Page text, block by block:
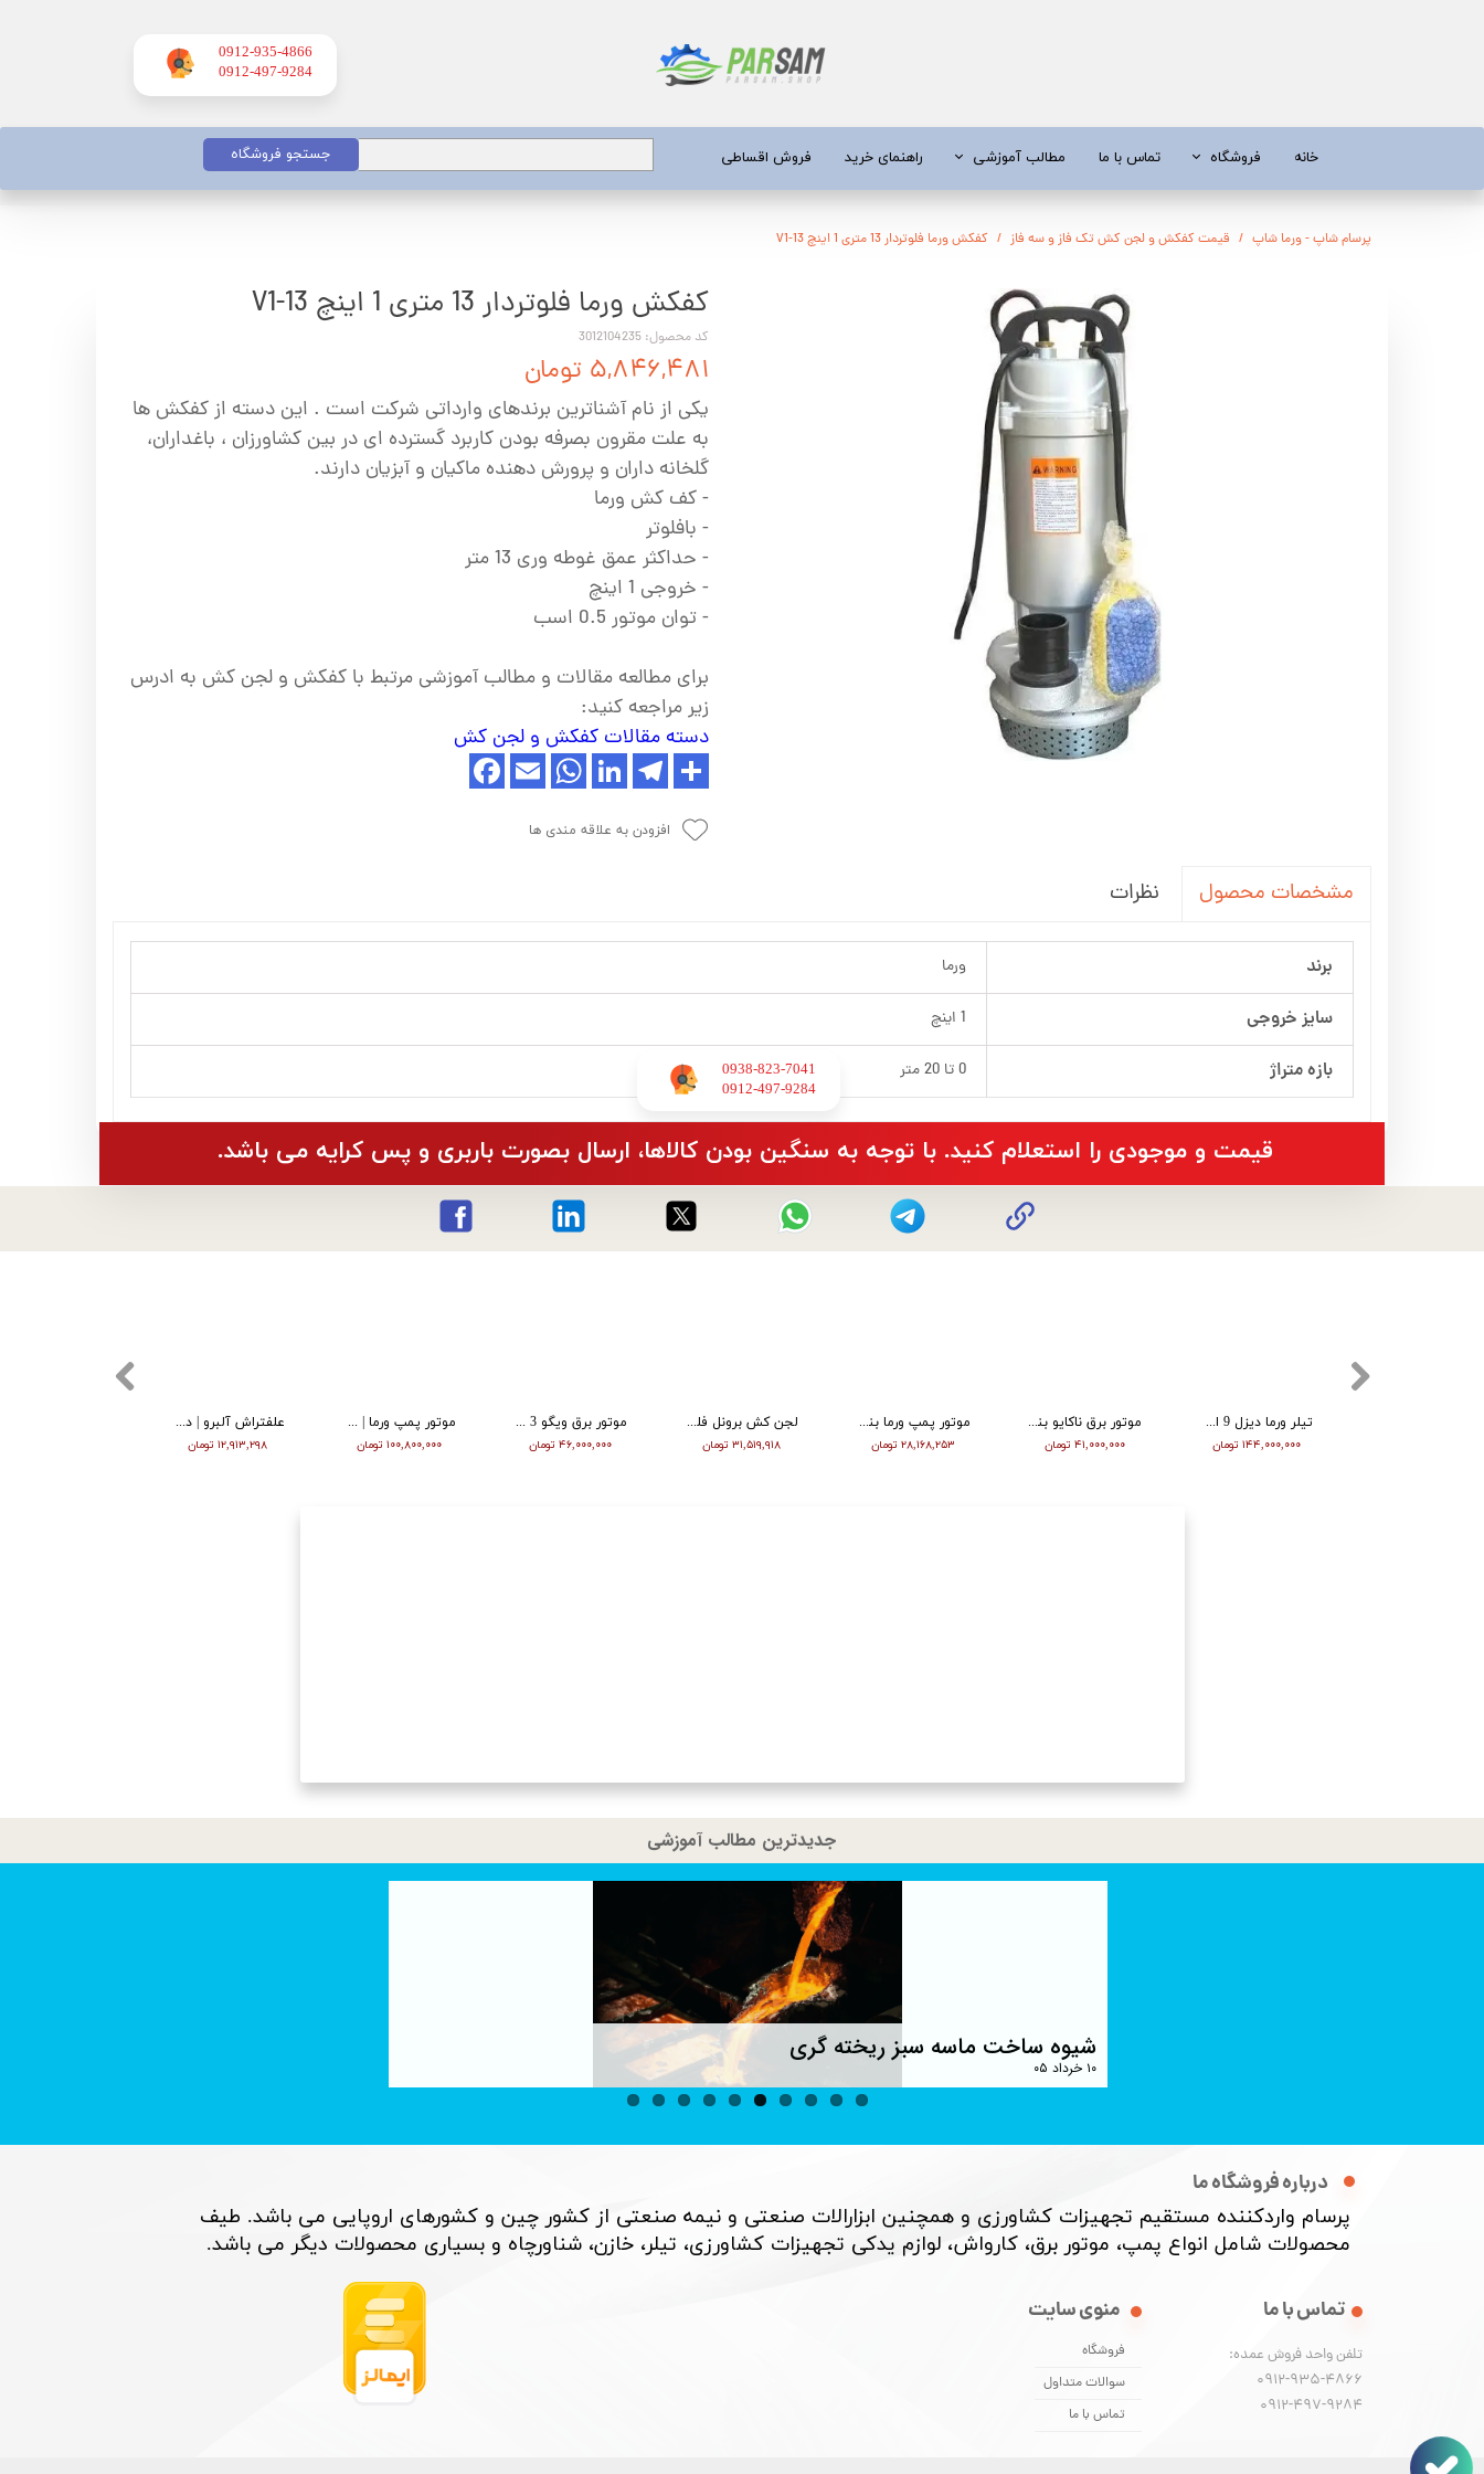
0912-935-4866
​​​​​​​0912-497-9284
خانه فروشگاه
آبسردکن و دستگاه تصفیه آب
کفکش / لجن کش
اره زنجیری / علفتراش
شناور چاه عمیق
سمپاش
بخارشو
سایر پمپ
اینورتر جوش
تماس با ما مطالب آموزشی
تیلر
شناور چاه عمیق
اره زنجیری
کفکش و لجن کش
پمپ آب خانگی
ابزار و قطعات
کارواش
موتور تک
موتور پمپ
سمپاش
علتفراش
اینورتر جوش
راهنمای خرید فروش اقساطی جستجو فروشگاه
پرسام شاپ - ورما شاپ قیمت کفکش و لجن کش تک فاز و سه فاز کفکش ورما فلوتردار 13 متری 1 اینچ V1-13
کفکش ورما فلوتردار 13 متری 1 اینچ V1-13
کد محصول: 3012104235
۵,۸۴۶,۴۸۱ تومان
یکی از نام آشناترین برندهای وارداتی شرکت است . این دسته از کفکش ها
به علت مقرون بصرفه بودن کاربرد گسترده ای در بین کشاورزان ، باغداران،
گلخانه داران و پرورش دهنده ماکیان و آبزیان دارند.
- کف کش ورما
- بافلوتر
- حداکثر عمق غوطه وری 13 متر
- خروجی 1 اینچ
- توان موتور 0.5 اسب
برای مطالعه مقالات و مطالب آموزشی مرتبط با کفکش و لجن کش به ادرس
زیر مراجعه کنید:
دسته مقالات کفکش و لجن کش
افزودن به علاقه مندی ها
مشخصات محصول نظرات
برند ورما
سایز خروجی 1 اینچ
بازه متراژ 0 تا 20 متر
0938-823-7041
​​​​​​​0912-497-9284
​قیمت و موجودی را استعلام کنید. با توجه به سنگین بودن کالاها، ارسال بصورت باربری و پس کرایه می باشد.
علفتراش آلبرو | دوشی | دو زمانه | 52 سی سی | ABO - CG520
۱۲,۹۱۳,۲۹۸ تومان
موتور پمپ ورما | دیزل | 4 اینچ | قرمز | پمپ چدن | ارتفاع بالا | VMDP40H
۱۰۰,۸۰۰,۰۰۰ تومان
موتور برق ویگو 3 کیلووات هندلی بنزینی WG4500
۴۶,۰۰۰,۰۰۰ تومان
لجن کش برونل فلوتردار بدنه چدن 20 متری 3 اسب 3 اینچ
۳۱,۵۱۹,۹۱۸ تومان
موتور پمپ ورما بنزین 2 اینچ زرد WP20 - R Type
۲۸,۱۶۸,۲۵۳ تومان
موتور برق ناکایو بنزین هندلی2/8 کیلووات NK4500
۴۱,۰۰۰,۰۰۰ تومان
تیلر ورما دیزل 9 اسب استارت تک چراغ VTM -1350E
۱۴۴,۰۰۰,۰۰۰ تومان
جدیدترین مطالب آموزشی
شیوه ساخت ماسه سبز ریخته گری
۱۰ خرداد ۰۵
درباره فروشگاه ما
پرسام واردکننده مستقیم تجهیزات کشاورزی و همچنین ابزارالات صنعتی و نیمه صنعتی از کشور چین و کشورهای اروپایی می باشد. طیف
محصولات شامل انواع پمپ، موتور برق، کارواش، لوازم یدکی تجهیزات کشاورزی، تیلر، خازن، شناورچاه و بسیاری محصولات دیگر می باشد. ​​​​​​​
منوی سایت
فروشگاه
سوالات متداول
تماس با ما
تماس با ما
تلفن واحد فروش عمده:
0912-935-4866
​​​​​​​0912-497-9284